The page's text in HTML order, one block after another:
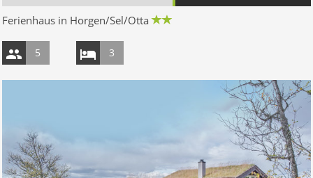
Ferienhaus in Horgen/Sel/Otta
5 3